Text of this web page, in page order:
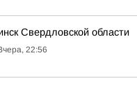
Свердловской области
22:56